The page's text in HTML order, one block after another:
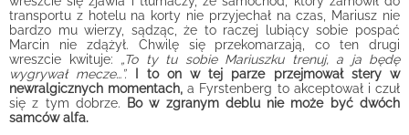
transportu z hotelu na korty nie przyjechał na czas, Mariusz nie
bardzo mu wierzy, sądząc, że to raczej lubiący sobie pospać
Marcin nie zdążył. Chwilę się przekomarzają, co ten drugi
wreszcie kwituje: „To ty tu sobie Mariuszku trenuj, a ja będę
wygrywał mecze…”.
I to on w tej parze przejmował stery w
newralgicznych momentach, a Fyrstenberg to akceptował i czuł
się z tym dobrze.
Bo w zgranym deblu nie może być dwóch
samców alfa.